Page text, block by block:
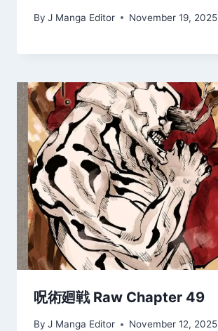
By J Manga Editor November 19, 2025
呪術廻戦 Raw Chapter 49
By J Manga Editor November 12, 2025